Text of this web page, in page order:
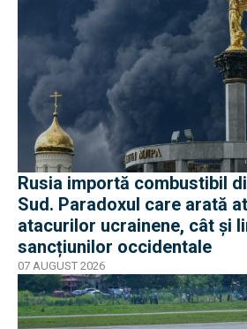
Rusia importă combustibil
Sud. Paradoxul care arată
atacurilor ucrainene, cât și
sancțiunilor occidentale
07 AUGUST 2026